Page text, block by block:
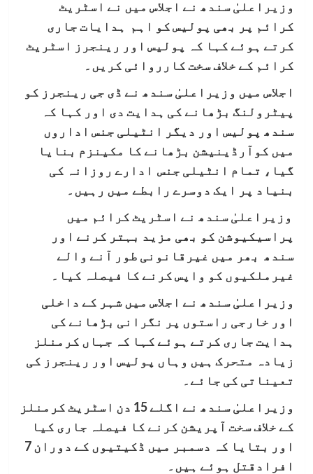
وزیراعلیٰ سندھ نے اجلاس میں نے اسٹریٹ
کرائم پر بھی پولیس کو اہم ہدایات جاری
کرتے ہوئے کہا کہ پولیس اور رینجرز اسٹریٹ
کرائم کے خلاف سخت کارروائی کریں۔
اجلاس میں وزیراعلیٰ سندھ نے ڈی جی رینجرز کو
پیٹرولنگ بڑھانے کی ہدایت دی اور کہا کہ
سندھ پولیس اور دیگر انٹیلی جنس اداروں
میں کوآرڈینیشن بڑھانے کا مکینزم بنایا
گیا، تمام انٹیلی جنس ادارے روزانہ کی
بنیاد پر ایک دوسرے رابطے میں رہیں۔
وزیراعلیٰ سندھ نے اسٹریٹ کرائم میں
پراسیکیوشن کو بھی مزید بہتر کرنے اور
سندھ بھر میں غیرقانونی طور آنے والے
غیرملکیوں کو واپس کرنے کا فیصلہ کیا۔
وزیراعلیٰ سندھ نے اجلاس میں شہر کے داخلی
اور خارجی راستوں پر نگرانی بڑھانے کی
ہدایت جاری کرتے ہوئے کہا کہ جہاں کرمنلز
زیادہ متحرک ہیں وہاں پولیس اور رینجرز کی
تعیناتی کی جائے۔
وزیراعلیٰ سندھ نے اگلے 15 دن اسٹریٹ کرمنلز
کے خلاف سخت آپریشن کرنے کا فیصلہ جاری کیا
اور بتایا کہ دسمبر میں ڈکیتیوں کے دوران 7
افرادقتل ہوئے ہیں۔